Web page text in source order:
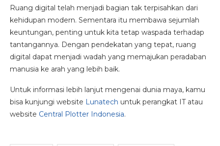
Ruang digital telah menjadi bagian tak terpisahkan dari
kehidupan modern. Sementara itu membawa sejumlah
keuntungan, penting untuk kita tetap waspada terhadap
tantangannya. Dengan pendekatan yang tepat, ruang
digital dapat menjadi wadah yang memajukan peradaban
manusia ke arah yang lebih baik.
Untuk informasi lebih lanjut mengenai dunia maya, kamu
bisa kunjungi website Lunatech untuk perangkat IT atau
website Central Plotter Indonesia.